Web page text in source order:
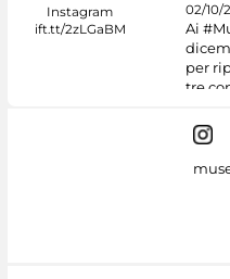
02/10/
Ai
per
tre